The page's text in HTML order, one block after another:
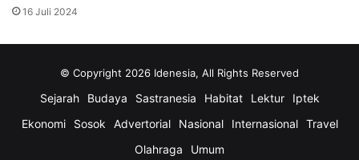
Lingkungan Hidup Ketahanan Iklim, serta Hukum dan
Menurutnya, pembentukan TWAP lahir dari kebutuhan
dan mampu menjawab tantangan pembangunan perkotaan.
“Dalam tiga bulan masa orientasi, saya menyimpulkan
16 Juli 2024
© Copyright 2026 Idenesia, All Rights Reserved
Sejarah Budaya Sastranesia Habitat Lektur
Iptek
Ekonomi
Sosok Advertorial Nasional Internasional
Travel
Olahraga
Umum